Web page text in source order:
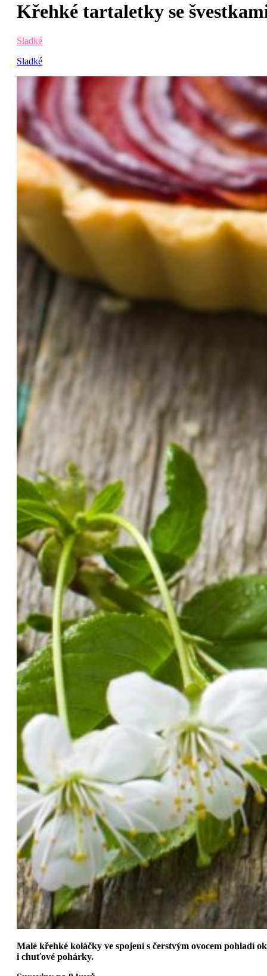
Křehké tartaletky se
Sladké
Sladké
Malé křehké koláčky ve spojení s čerstvým ovocem pohladí
i chuťové pohárky.